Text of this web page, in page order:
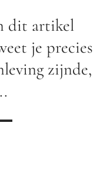
dit artikel
je precies
zijnde,